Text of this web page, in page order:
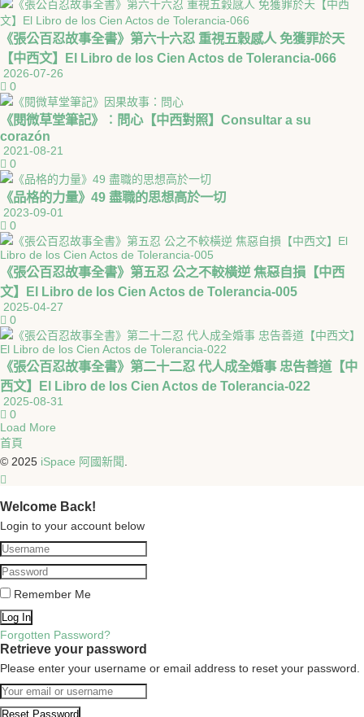
《張公百忍故事全書》第六十六忍 重視五穀感人 免獲罪於天
【中西文】El Libro de los Cien Actos de Tolerancia-066
2026-07-26
0
《閱微草堂筆記》︰問心【中西對照】Consultar a su
corazón
2021-08-21
0
《品格的力量》49 盡職的思想高於一切
2023-09-01
0
《張公百忍故事全書》第五忍 公之不較橫逆 焦惡自損【中西
文】El Libro de los Cien Actos de Tolerancia-005
2025-04-27
0
《張公百忍故事全書》第二十二忍 代人成全婚事 忠告善道【中
西文】El Libro de los Cien Actos de Tolerancia-022
2025-08-31
0
Load More
首頁
© 2025 iSpace 阿國新聞.
Welcome Back!
Login to your account below
Remember Me
Forgotten Password?
Retrieve your password
Please enter your username or email address to reset your password.